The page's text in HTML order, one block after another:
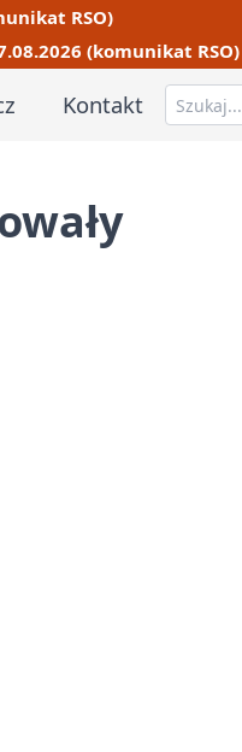
RSO)
(komunikat RSO)
Kontakt